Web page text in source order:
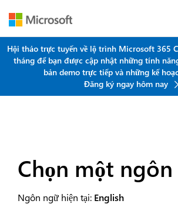
Hội thảo trực tuyến về lộ trình Microsoft 365
tháng để bạn được cập nhật những tính
bản demo trực tiếp và những kế
Đăng ký ngay hôm nay
Chọn một
Ngôn ngữ hiện tại: English